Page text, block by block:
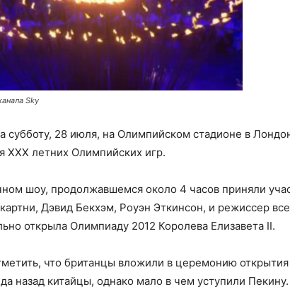
Sky
субботу, 28 июля, на Олимпийском стадионе в
XXX летних Олимпийских игр.
шоу, продолжавшемся около 4 часов приняли
Дэвид Бекхэм, Роуэн Эткинсон, и режиссер
открыла Олимпиаду 2012 Королева Елизавета II.
что британцы вложили в церемонию
назад китайцы, однако мало в чем уступили